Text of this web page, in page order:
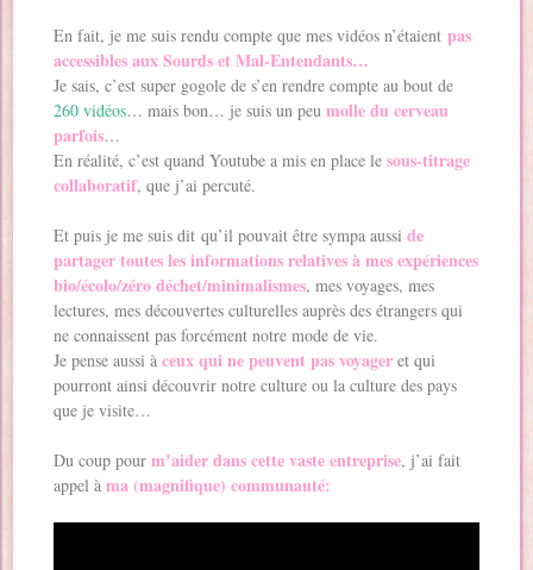
En fait, je me suis rendu compte que mes vidéos n’étaient pas
accessibles aux Sourds et Mal-Entendants…
Je sais, c’est super gogole de s’en rendre compte au bout de
260 vidéos… mais bon… je suis un peumolle du cerveau
parfois…
En réalité, c’est quand Youtube a mis en place lesous-titrage
collaboratif, que j’ai percuté.
Et puis je me suis dit qu’il pouvait être sympa aussi de
partager toutes les informations relatives à mes expériences
bio/écolo/zéro déchet/minimalismes, mes voyages, mes
lectures, mes découvertes culturelles auprès des étrangers qui
ne connaissent pas forcément notre mode de vie.
Je pense aussi àceux qui ne peuvent pas voyager et qui
pourront ainsi découvrir notre culture ou la culture des pays
que je visite…
Du coup pourm’aider dans cette vaste entreprise, j’ai fait
appel àma (magnifique) communauté: